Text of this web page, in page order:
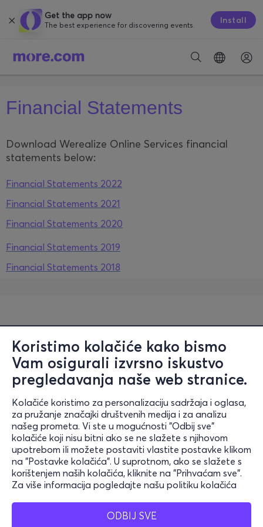
Koristimo kolačiće kako bismo
Vam osigurali izvrsno iskustvo
pregledavanja naše web stranice.
Kolačiće koristimo za personalizaciju sadržaja i oglasa,
za pružanje značajki društvenih medija i za analizu
našeg prometa. Vi ste u mogućnosti "Odbij sve"
kolačiće koji nisu bitni ako se ne slažete s njihovom
upotrebom ili možete postaviti vlastite postavke klikom
na "Postavke kolačića". U suprotnom, ako se slažete s
korištenjem naših kolačića, kliknite na "Prihvaćam sve".
Za više informacija pogledajte našu politiku kolačića
ODBIJ SVE
Get the app now
The best experience for discovering events. Install
Financial Statements
Download Werealize Online Services financial
statements below:
Financial Statements 2022
Financial Statements 2021
Financial Statements 2020
Financial Statements 2019
Financial Statements 2018
Informacije
Podrška
Ostanite povezani
Mobilna aplikacija